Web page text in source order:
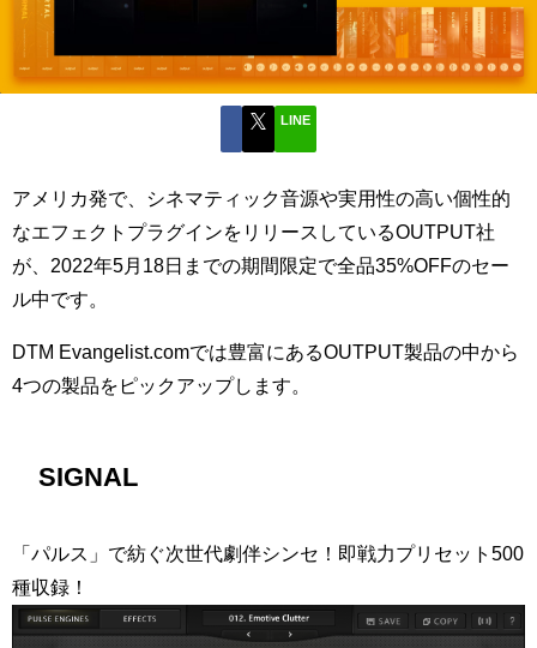
LINE
アメリカ発で、シネマティック音源や実用性の高い個性的
なエフェクトプラグインをリリースしているOUTPUT社
が、2022年5月18日までの期間限定で全品35%OFFのセー
ル中です。
DTM Evangelist.comでは豊富にあるOUTPUT製品の中から
4つの製品をピックアップします。
SIGNAL
「パルス」で紡ぐ次世代劇伴シンセ！即戦力プリセット500
種収録！